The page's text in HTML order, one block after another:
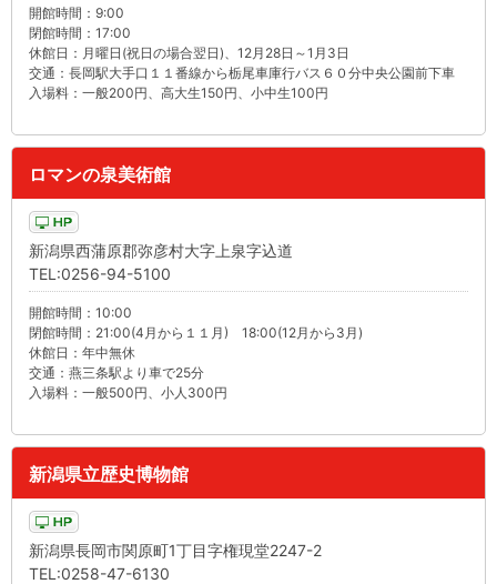
開館時間：9:00
閉館時間：17:00
休館日：月曜日(祝日の場合翌日)、12月28日～1月3日
交通：長岡駅大手口１１番線から栃尾車庫行バス６０分中央公園前下車
入場料：一般200円、高大生150円、小中生100円
ロマンの泉美術館
新潟県西蒲原郡弥彦村大字上泉字込道
TEL:0256-94-5100
開館時間：10:00
閉館時間：21:00(4月から１１月) 18:00(12月から3月)
休館日：年中無休
交通：燕三条駅より車で25分
入場料：一般500円、小人300円
新潟県立歴史博物館
新潟県長岡市関原町1丁目字権現堂2247-2
TEL:0258-47-6130